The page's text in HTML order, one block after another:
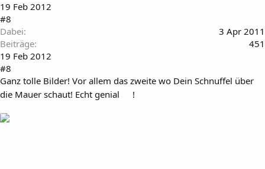
19 Feb 2012
#8
Dabei
3 Apr 2011
Beiträge
451
19 Feb 2012
#8
Ganz tolle Bilder! Vor allem das zweite wo Dein Schnuffel über
die Mauer schaut! Echt genial
!